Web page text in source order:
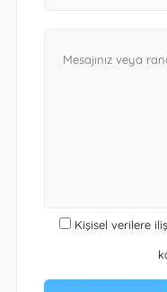
Kişisel verilere